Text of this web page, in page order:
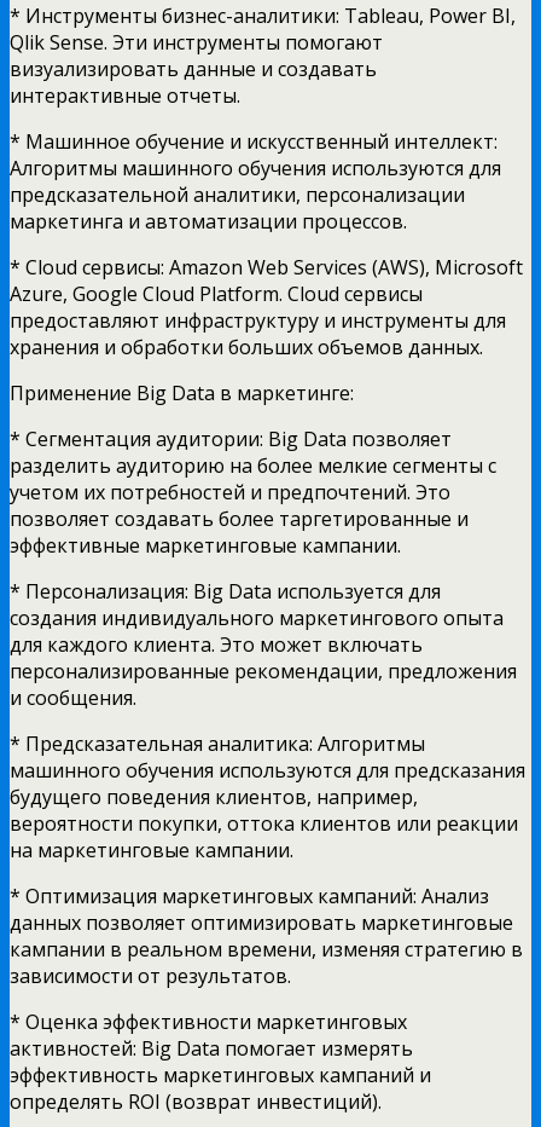
* Инструменты бизнес-аналитики: Tableau, Power BI,
Qlik Sense. Эти инструменты помогают
визуализировать данные и создавать
интерактивные отчеты.
* Машинное обучение и искусственный интеллект:
Алгоритмы машинного обучения используются для
предсказательной аналитики, персонализации
маркетинга и автоматизации процессов.
* Cloud сервисы: Amazon Web Services (AWS), Microsoft
Azure, Google Cloud Platform. Cloud сервисы
предоставляют инфраструктуру и инструменты для
хранения и обработки больших объемов данных.
Применение Big Data в маркетинге:
* Сегментация аудитории: Big Data позволяет
разделить аудиторию на более мелкие сегменты с
учетом их потребностей и предпочтений. Это
позволяет создавать более таргетированные и
эффективные маркетинговые кампании.
* Персонализация: Big Data используется для
создания индивидуального маркетингового опыта
для каждого клиента. Это может включать
персонализированные рекомендации, предложения
и сообщения.
* Предсказательная аналитика: Алгоритмы
машинного обучения используются для предсказания
будущего поведения клиентов, например,
вероятности покупки, оттока клиентов или реакции
на маркетинговые кампании.
* Оптимизация маркетинговых кампаний: Анализ
данных позволяет оптимизировать маркетинговые
кампании в реальном времени, изменяя стратегию в
зависимости от результатов.
* Оценка эффективности маркетинговых
активностей: Big Data помогает измерять
эффективность маркетинговых кампаний и
определять ROI (возврат инвестиций).